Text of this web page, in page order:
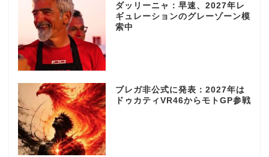
ダッリーニャ：早速、2027年レ
ギュレーションのグレーゾーン模
索中
ブレガ非公式に発表：2027年は
ドゥカティVR46からモトGP参戦